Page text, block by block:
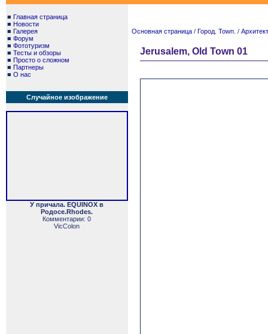
■ Главная страница
■ Новости
■ Галерея
■ Форум
■ Фототуризм
■ Тесты и обзоры
■ Просто о сложном
■ Партнеры
■ О нас
Случайное изображение
У причала. EQUINOX в
Родосе.Rhodes.
Комментарии: 0
VicColon
Основная страница / Город. Town. /
Jerusalem, Old Town 01